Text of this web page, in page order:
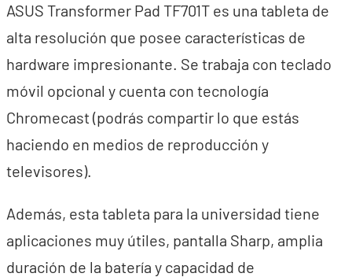
ASUS Transformer Pad TF701T es una tableta de
alta resolución que posee características de
hardware impresionante. Se trabaja con teclado
móvil opcional y cuenta con tecnología
Chromecast (podrás compartir lo que estás
haciendo en medios de reproducción y
televisores).
Además, esta tableta para la universidad tiene
aplicaciones muy útiles, pantalla Sharp, amplia
duración de la batería y capacidad de